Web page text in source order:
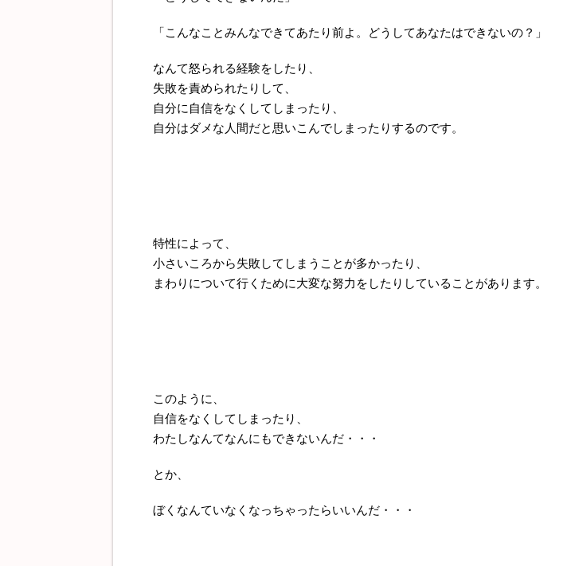
「こんなことみんなできてあたり前よ。どうしてあなたはできないの？」
なんて怒られる経験をしたり、
失敗を責められたりして、
自分に自信をなくしてしまったり、
自分はダメな人間だと思いこんでしまったりするのです。
特性によって、
小さいころから失敗してしまうことが多かったり、
まわりについて行くために大変な努力をしたりしていることがあります。
このように、
自信をなくしてしまったり、
わたしなんてなんにもできないんだ・・・
とか、
ぼくなんていなくなっちゃったらいいんだ・・・